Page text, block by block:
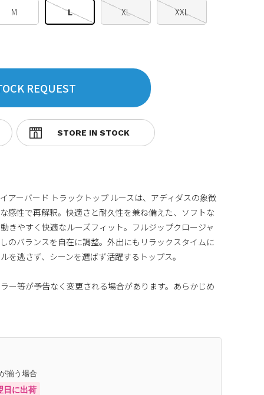
M L XL XXL
REQUEST
アーバード トラックトップ ルースは、アディダスの象徴
感性で再解釈。快適さと耐久性を兼ね備えた、ソフトな
きやすく快適なルーズフィット。フルジップクロージャ
のバランスを自在に調整。外出にもリラックスタイムに
を逃さず、シーンを選ばず活躍するトップス。
ー等が予告なく変更される場合があります。あらかじめ
揃う場合
日に出荷